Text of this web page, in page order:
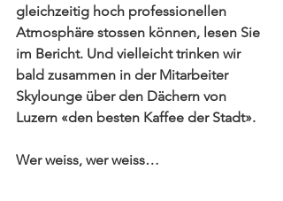
gleichzeitig hoch professionellen
Atmosphäre stossen können, lesen Sie
im Bericht. Und vielleicht trinken wir
bald zusammen in der Mitarbeiter
Skylounge über den Dächern von
Luzern «den besten Kaffee der Stadt».
Wer weiss, wer weiss…